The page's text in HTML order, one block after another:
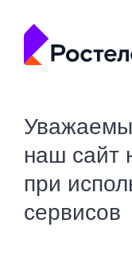
наш сайт
при
сервисов